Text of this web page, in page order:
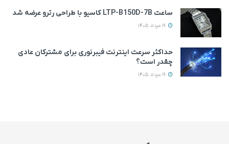
ساعت LTP-B150D-7B کاسیو با طراحی رترو عرضه شد
حداکثر سرعت اینترنت فیبرنوری برای مشترکان عادی
چقدر است؟